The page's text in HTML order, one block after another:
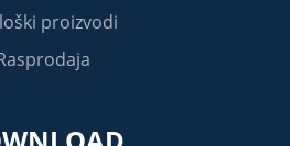
proizvodi